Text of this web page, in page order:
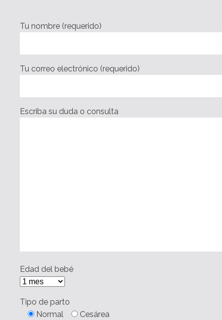
Tu nombre (requerido)
Tu correo electrónico (requerido)
Escriba su duda o consulta
Edad del bebé
Tipo de parto
Normal
Cesárea